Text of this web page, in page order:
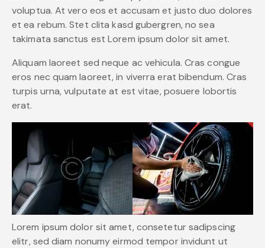
voluptua. At vero eos et accusam et justo duo dolores
et ea rebum. Stet clita kasd gubergren, no sea
takimata sanctus est Lorem ipsum dolor sit amet.
Aliquam laoreet sed neque ac vehicula. Cras congue
eros nec quam laoreet, in viverra erat bibendum. Cras
turpis urna, vulputate at est vitae, posuere lobortis
erat.
Lorem ipsum dolor sit amet, consetetur sadipscing
elitr, sed diam nonumy eirmod tempor invidunt ut